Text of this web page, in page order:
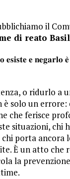
il
di reato
𝐞𝐬𝐢𝐬𝐭𝐞 𝐞 𝐧𝐞𝐠𝐚𝐫𝐥𝐨
o ridurlo a
è solo un errore:
che ferisce
situazioni, chi
porta ancora
È un atto che
la